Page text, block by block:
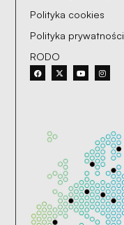
Polityka cookies
Polityka prywatności
RODO